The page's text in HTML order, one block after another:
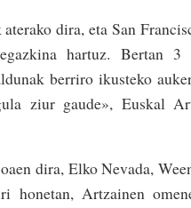
dira, eta San
hartuz. Bertan 3
berriro ikusteko
ziur gaude», Euskal
dira, Elko Nevada,
honetan, Artzainen